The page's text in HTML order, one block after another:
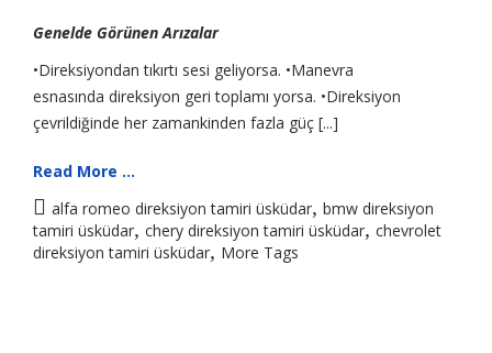
Genelde Görünen Arızalar
•Direksiyondan tıkırtı sesi geliyorsa. •Manevra
esnasında direksiyon geri toplamı yorsa. •Direksiyon
çevrildiğinde her zamankinden fazla güç [...]
Read More ...
alfa romeo direksiyon tamiri üsküdar, bmw direksiyon
tamiri üsküdar, chery direksiyon tamiri üsküdar, chevrolet
direksiyon tamiri üsküdar, More Tags